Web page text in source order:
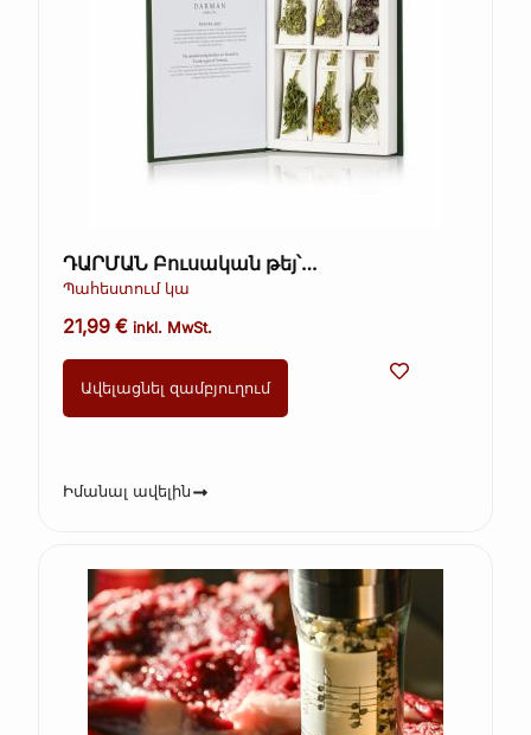
ԴԱՐՄԱՆ Բուսական թեյ՝
խոտաբույսերով և ծաղիկներով, գրքի
Պահեստում կա
21,99€ inkl. MwSt.
Ավելացնել զամբյուղում
Իմանալ ավելին